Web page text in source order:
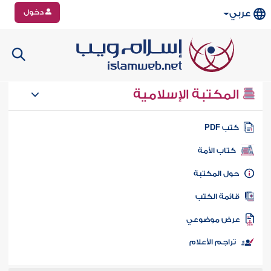
عربي دخول
المكتبة الإسلامية
كتب PDF
كتاب الأمة
المكتبة
الكتب
موضوعي